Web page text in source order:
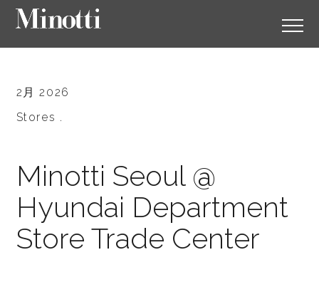
2月 2026
Stores .
Minotti Seoul @
Hyundai Department
Store Trade Center